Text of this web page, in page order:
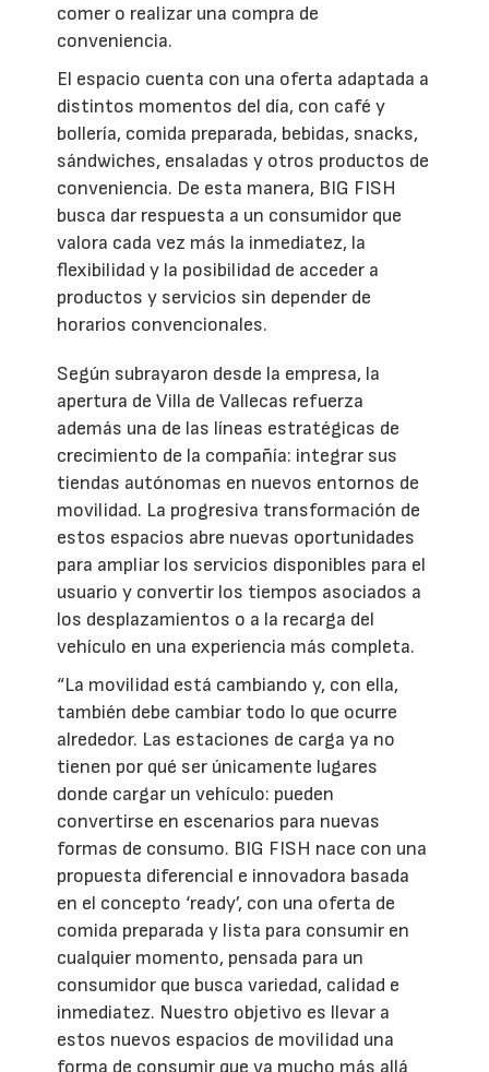
comer o realizar una compra de
conveniencia.
El espacio cuenta con una oferta adaptada a
distintos momentos del día, con café y
bollería, comida preparada, bebidas, snacks,
sándwiches, ensaladas y otros productos de
conveniencia. De esta manera, BIG FISH
busca dar respuesta a un consumidor que
valora cada vez más la inmediatez, la
flexibilidad y la posibilidad de acceder a
productos y servicios sin depender de
horarios convencionales.
Según subrayaron desde la empresa, la
apertura de Villa de Vallecas refuerza
además una de las líneas estratégicas de
crecimiento de la compañía: integrar sus
tiendas autónomas en nuevos entornos de
movilidad. La progresiva transformación de
estos espacios abre nuevas oportunidades
para ampliar los servicios disponibles para el
usuario y convertir los tiempos asociados a
los desplazamientos o a la recarga del
vehículo en una experiencia más completa.
“La movilidad está cambiando y, con ella,
también debe cambiar todo lo que ocurre
alrededor. Las estaciones de carga ya no
tienen por qué ser únicamente lugares
donde cargar un vehículo: pueden
convertirse en escenarios para nuevas
formas de consumo. BIG FISH nace con una
propuesta diferencial e innovadora basada
en el concepto ‘ready’, con una oferta de
comida preparada y lista para consumir en
cualquier momento, pensada para un
consumidor que busca variedad, calidad e
inmediatez. Nuestro objetivo es llevar a
estos nuevos espacios de movilidad una
forma de consumir que va mucho más allá